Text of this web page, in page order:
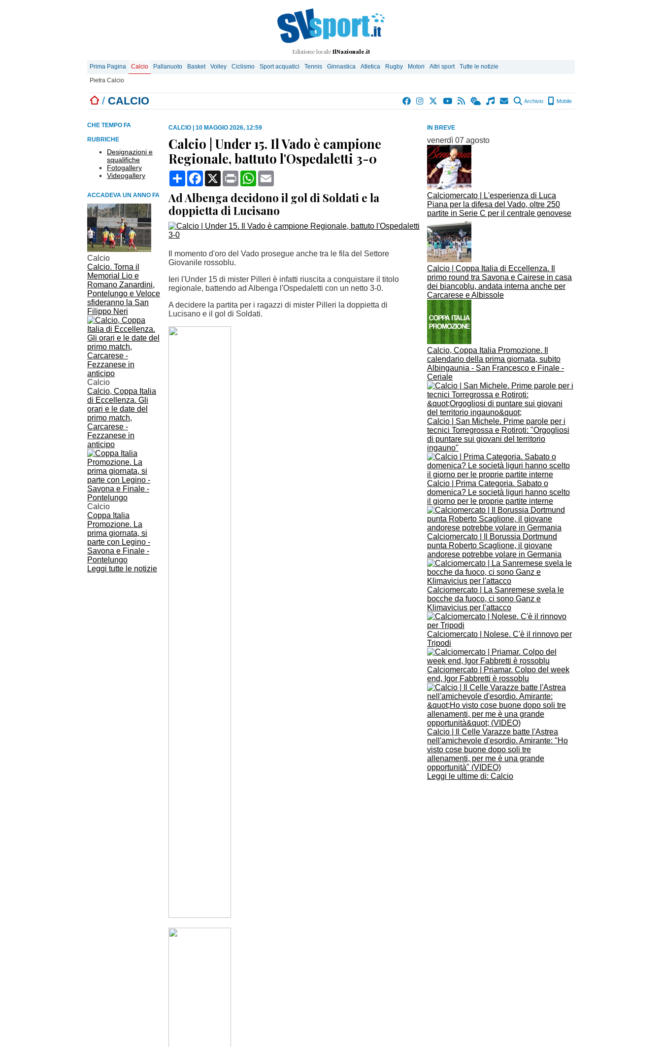
Edizione locale IlNazionale.it
Prima Pagina Calcio Pallanuoto Basket Volley Ciclismo Sport acquatici Tennis Ginnastica Atletica Rugby Motori Altri sport
Tutte le notizie
Pietra Calcio
/ CALCIO Archivio Mobile
IN BREVE
venerdì 07 agosto
Calciomercato | L'esperienza di Luca
Piana per la difesa del Vado, oltre 250
partite in Serie C per il centrale genovese
Calcio | Coppa Italia di Eccellenza. Il
primo round tra Savona e Cairese in casa
dei biancoblu, andata interna anche per
Carcarese e Albissole
Calcio, Coppa Italia Promozione. Il
calendario della prima giornata, subito
Albingaunia - San Francesco e Finale -
Ceriale
Calcio | San Michele. Prime parole per i
tecnici Torregrossa e Rotiroti: "Orgogliosi
di puntare sui giovani del territorio
ingauno"
Calcio | Prima Categoria. Sabato o
domenica? Le società liguri hanno scelto
il giorno per le proprie partite interne
Calciomercato | Il Borussia Dortmund
punta Roberto Scaglione, il giovane
andorese potrebbe volare in Germania
Calciomercato | La Sanremese svela le
bocche da fuoco, ci sono Ganz e
Klimavicius per l'attacco
Calciomercato | Nolese. C'è il rinnovo per
Tripodi
Calciomercato | Priamar. Colpo del week
end, Igor Fabbretti è rossoblu
Calcio | Il Celle Varazze batte l'Astrea
nell'amichevole d'esordio. Amirante: "Ho
visto cose buone dopo soli tre
allenamenti, per me è una grande
opportunità" (VIDEO)
Leggi le ultime di: Calcio
CHE TEMPO FA
RUBRICHE
Designazioni e
squalifiche
Fotogallery
Videogallery
ACCADEVA UN ANNO FA
Calcio
Calcio. Torna il
Memorial Lio e
Romano Zanardini,
Pontelungo e Veloce
sfideranno la San
Filippo Neri
Calcio
Calcio, Coppa Italia
di Eccellenza. Gli
orari e le date del
primo match,
Carcarese -
Fezzanese in
anticipo
Calcio
Coppa Italia
Promozione. La
prima giornata, si
parte con Legino -
Savona e Finale -
Pontelungo
Leggi tutte le notizie
CALCIO 10 MAGGIO 2026, 12:59
Calcio | Under 15. Il Vado è campione
Regionale, battuto l'Ospedaletti 3-0
CondividiFacebook
X Print WhatsApp
Ad Albenga decidono il gol di Soldati e la
doppietta di Lucisano
Il momento d'oro del Vado prosegue anche tra le fila del Settore
Giovanile rossoblu.
Ieri l'Under 15 di mister Pilleri è infatti riuscita a conquistare il titolo
regionale, battendo ad Albenga l'Ospedaletti con un netto 3-0.
A decidere la partita per i ragazzi di mister Pilleri la doppietta di
Lucisano e il gol di Soldati.